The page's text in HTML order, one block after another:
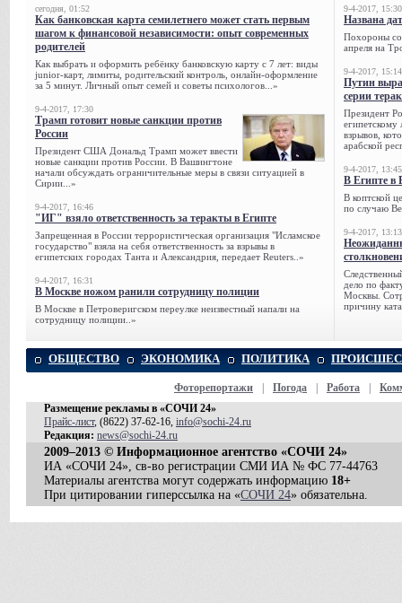
сегодня, 01:52
Как банковская карта семилетнего может стать первым
шагом к финансовой независимости: опыт современных
родителей
Как выбрать и оформить ребёнку банковскую карту с 7 лет: виды
junior-карт, лимиты, родительский контроль, онлайн-оформление
за 5 минут. Личный опыт семей и советы психологов...»
9-4-2017, 17:30
Трамп готовит новые санкции против
России
Президент США Дональд Трамп может ввести
новые санкции против России. В Вашингтоне
начали обсуждать ограничительные меры в связи ситуацией в
Сирии...»
9-4-2017, 16:46
"ИГ" взяло ответственность за теракты в Египте
Запрещенная в России террористическая организация "Исламское
государство" взяла на себя ответственность за взрывы в
египетских городах Танта и Александрия, передает Reuters..»
9-4-2017, 16:31
В Москве ножом ранили сотрудницу полиции
В Москве в Петроверигском переулке неизвестный напали на
сотрудницу полиции..»
9-4-2017, 15:30
Названа
Похороны
апреля на
9-4-2017, 15:14
Путин
серии
Президент
египетскому
взрывов,
арабской
9-4-2017, 13:45
В Египте в
В коптской
по случаю
9-4-2017, 13:13
дело по
Москвы.
причину
ОБЩЕСТВО ЭКОНОМИКА ПОЛИТИКА
Фоторепортажи Погода Работа
Размещение рекламы в «СОЧИ 24»
Прайс-лист, (8622) 37-62-16, info@sochi-24.ru
Редакция: news@sochi-24.ru
2009–2013 © Информационное агентство «СОЧИ 24»
ИА «СОЧИ 24», св-во регистрации СМИ ИА № ФС 77-44763
Материалы агентства могут содержать информацию 18+
При цитировании гиперссылка на «СОЧИ 24» обязательна.